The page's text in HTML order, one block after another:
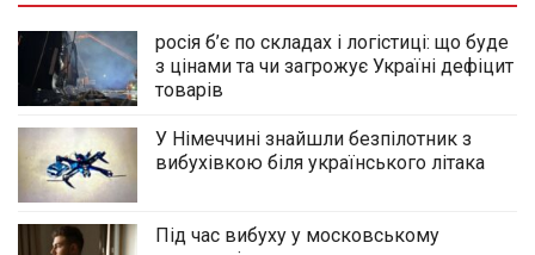
росія б’є по складах і логістиці: що буде
з цінами та чи загрожує Україні дефіцит
товарів
У Німеччині знайшли безпілотник з
вибухівкою біля українського літака
Під час вибуху у московському